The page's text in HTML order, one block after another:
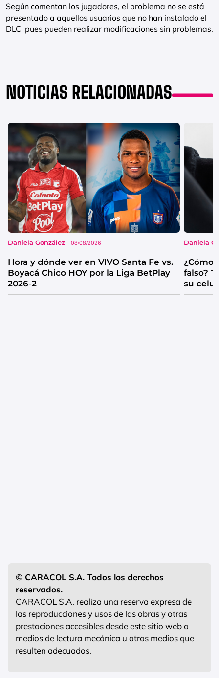
Según comentan los jugadores, el problema no se está
presentado a aquellos usuarios que no han instalado el
DLC, pues pueden realizar modificaciones sin problemas.
NOTICIAS RELACIONADAS
Daniela González 08/08/2026
Hora y dónde ver en VIVO Santa Fe vs.
Boyacá Chico HOY por la Liga BetPlay
2026-2
Daniela
¿Cómo
falso?
su
© CARACOL S.A. Todos los derechos
reservados.
CARACOL S.A. realiza una reserva expresa de
las reproducciones y usos de las obras y otras
prestaciones accesibles desde este sitio web a
medios de lectura mecánica u otros medios que
resulten adecuados.